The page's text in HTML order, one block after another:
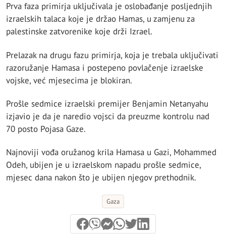
Prva faza primirja uključivala je oslobađanje posljednjih
izraelskih talaca koje je držao Hamas, u zamjenu za
palestinske zatvorenike koje drži Izrael.
Prelazak na drugu fazu primirja, koja je trebala uključivati
razoružanje Hamasa i postepeno povlačenje izraelske
vojske, već mjesecima je blokiran.
Prošle sedmice izraelski premijer Benjamin Netanyahu
izjavio je da je naredio vojsci da preuzme kontrolu nad
70 posto Pojasa Gaze.
Najnoviji vođa oružanog krila Hamasa u Gazi, Mohammed
Odeh, ubijen je u izraelskom napadu prošle sedmice,
mjesec dana nakon što je ubijen njegov prethodnik.
Gaza